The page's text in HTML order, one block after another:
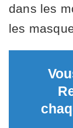
dans les
les